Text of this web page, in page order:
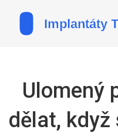
Ulomený
dělat, když